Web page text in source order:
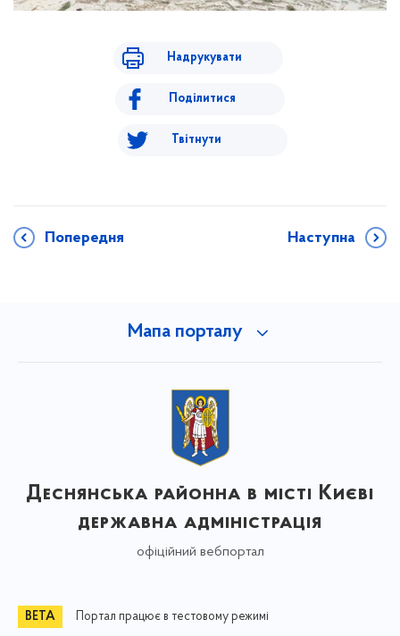
Надрукувати
Поділитися
Твітнути
Попередня Наступна
Мапа порталу
Деснянська районна в місті Києві
державна адміністрація
офіційний вебпортал
Портал працює в тестовому режимі